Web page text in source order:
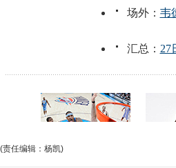
(责任编辑：杨凯)